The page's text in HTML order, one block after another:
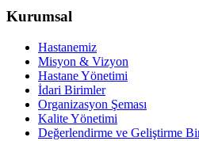
Kurumsal
Hastanemiz
Misyon & Vizyon
Hastane Yönetimi
İdari Birimler
Organizasyon Şeması
Kalite Yönetimi
Değerlendirme ve Geliştirme